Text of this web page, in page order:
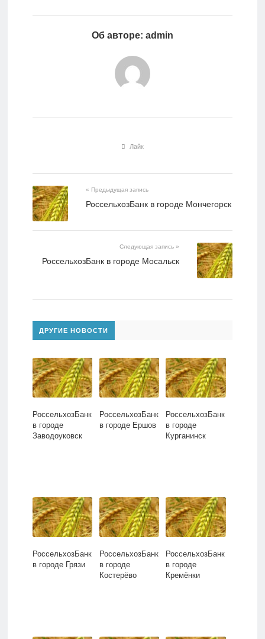
Об авторе: admin
Лайк
« Предыдущая запись
РоссельхозБанк в городе Мончегорск
Следующая запись »
РоссельхозБанк в городе Мосальск
ДРУГИЕ НОВОСТИ
РоссельхозБанк
в городе
Заводоуковск
РоссельхозБанк
в городе Ершов
РоссельхозБанк
в городе
Курганинск
РоссельхозБанк
в городе Грязи
РоссельхозБанк
в городе
Костерёво
РоссельхозБанк
в городе
Кремёнки